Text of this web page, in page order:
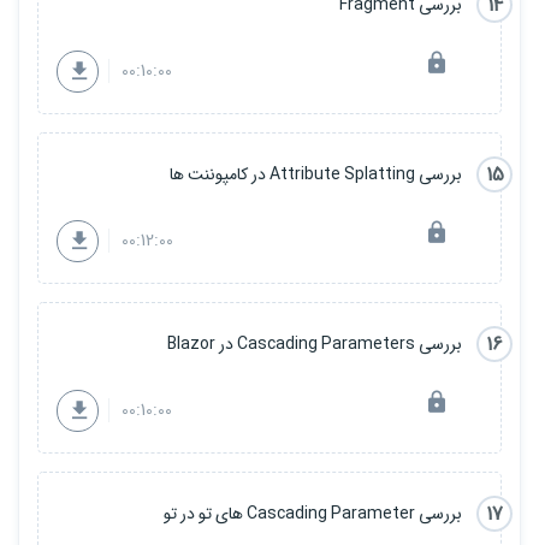
00:10:00
15 بررسی Attribute Splatting در کامپوننت ها
00:12:00
16 بررسی Cascading Parameters در Blazor
00:10:00
17 بررسی Cascading Parameter های تو در تو